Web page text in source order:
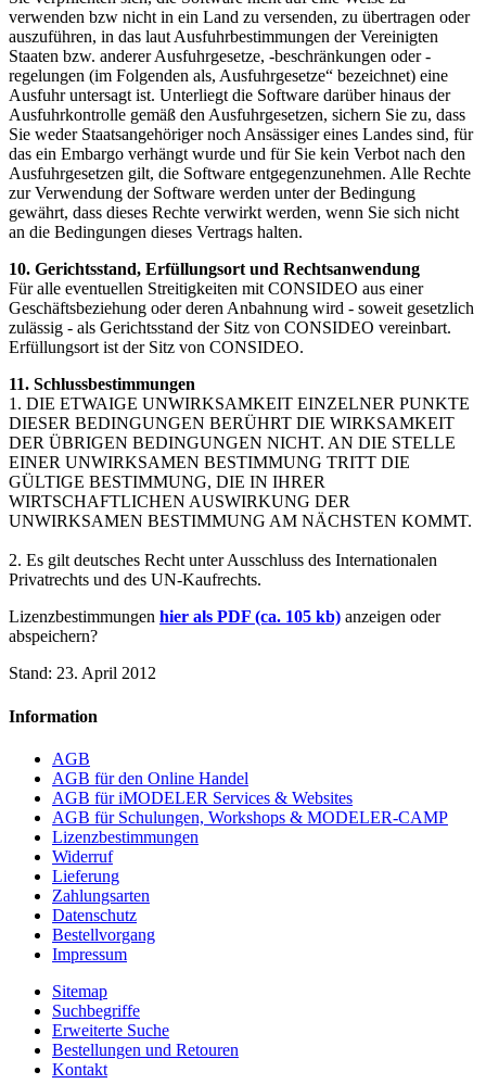
verwenden bzw nicht in ein Land zu versenden, zu übertragen oder
auszuführen, in das laut Ausfuhrbestimmungen der Vereinigten
Staaten bzw. anderer Ausfuhrgesetze, -beschränkungen oder -
regelungen (im Folgenden als, Ausfuhrgesetze“ bezeichnet) eine
Ausfuhr untersagt ist. Unterliegt die Software darüber hinaus der
Ausfuhrkontrolle gemäß den Ausfuhrgesetzen, sichern Sie zu, dass
Sie weder Staatsangehöriger noch Ansässiger eines Landes sind, für
das ein Embargo verhängt wurde und für Sie kein Verbot nach den
Ausfuhrgesetzen gilt, die Software entgegenzunehmen. Alle Rechte
zur Verwendung der Software werden unter der Bedingung
gewährt, dass dieses Rechte verwirkt werden, wenn Sie sich nicht
an die Bedingungen dieses Vertrags halten.
10. Gerichtsstand, Erfüllungsort und Rechtsanwendung
Für alle eventuellen Streitigkeiten mit CONSIDEO aus einer
Geschäftsbeziehung oder deren Anbahnung wird - soweit gesetzlich
zulässig - als Gerichtsstand der Sitz von CONSIDEO vereinbart.
Erfüllungsort ist der Sitz von CONSIDEO.
11. Schlussbestimmungen
1. DIE ETWAIGE UNWIRKSAMKEIT EINZELNER PUNKTE
DIESER BEDINGUNGEN BERÜHRT DIE WIRKSAMKEIT
DER ÜBRIGEN BEDINGUNGEN NICHT. AN DIE STELLE
EINER UNWIRKSAMEN BESTIMMUNG TRITT DIE
GÜLTIGE BESTIMMUNG, DIE IN IHRER
WIRTSCHAFTLICHEN AUSWIRKUNG DER
UNWIRKSAMEN BESTIMMUNG AM NÄCHSTEN KOMMT.
2. Es gilt deutsches Recht unter Ausschluss des Internationalen
Privatrechts und des UN-Kaufrechts.
Lizenzbestimmungen hier als PDF (ca. 105 kb) anzeigen oder
abspeichern?
Stand: 23. April 2012
Information
AGB
AGB für den Online Handel
AGB für iMODELER Services & Websites
AGB für Schulungen, Workshops & MODELER-CAMP
Lizenzbestimmungen
Widerruf
Lieferung
Zahlungsarten
Datenschutz
Bestellvorgang
Impressum
Sitemap
Suchbegriffe
Erweiterte Suche
Bestellungen und Retouren
Kontakt